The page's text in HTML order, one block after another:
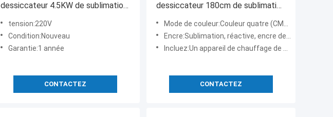
dessiccateur 4.5KW de sublimation
de colorant de 3.2m avec du CE
diplômée
tension:220V
Condition:Nouveau
Garantie:1 année
CONTACTEZ
dessiccateur 180cm de sublimation
de fixation de couleur vitesse
d'impression de 20 - de
100m/heure
Mode de couleur:Couleur quatre (CMYK)
Encre:Sublimation, réactive, encre de colorant
Incluez:Un appareil de chauffage de sublimation de 1,8 m et une fan de filtre
CONTACTEZ